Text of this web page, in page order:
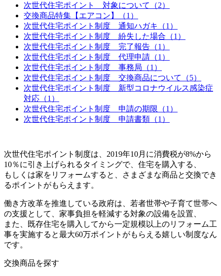
次世代住宅ポイント 対象について（2）
交換商品特集【エアコン】（1）
次世代住宅ポイント制度 通知ハガキ（1）
次世代住宅ポイント制度 紛失した場合（1）
次世代住宅ポイント制度 完了報告（1）
次世代住宅ポイント制度 代理申請（1）
次世代住宅ポイント制度 事務局（1）
次世代住宅ポイント制度 交換商品について（5）
次世代住宅ポイント制度 新型コロナウイルス感染症
対応（1）
次世代住宅ポイント制度 申請の期限（1）
次世代住宅ポイント制度 申請書類（1）
次世代住宅ポイント制度は、2019年10月に消費税が8%から
10％に引き上げられるタイミングで、住宅を購入する、
もしくは家をリフォームすると、さまざまな商品と交換でき
るポイントがもらえます。
働き方改革を推進している政府は、若者世帯や子育て世帯へ
の支援として、家事負担を軽減する対象の設備を設置、
また、既存住宅を購入してから一定規模以上のリフォーム工
事を実施すると最大60万ポイントがもらえる嬉しい制度なん
です。
交換商品を探す